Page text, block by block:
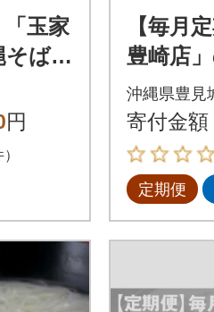
「玉家
そば詰
ト全
円
【毎月
豊崎店
め合わ
12回
沖縄県豊見
寄付金額
定期便